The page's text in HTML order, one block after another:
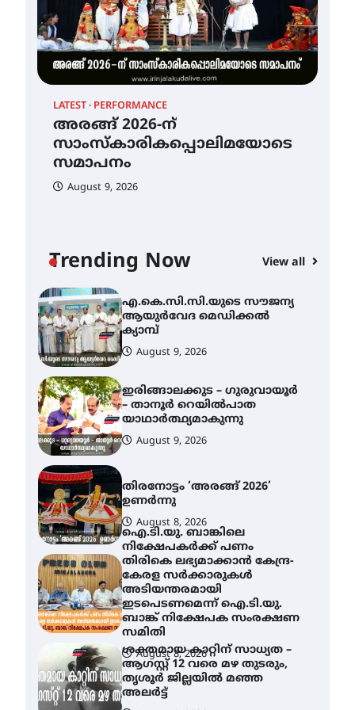
LATEST PERFORMANCE
അരങ്ങ് 2026-ന്
സാംസ്കാരികപ്പൊലിമയോടെ
സമാപനം
August 9, 2026
Trending Now View all
നിക്ഷേപകർക്ക് പണം
തിരികെ ലഭ്യമാക്കാൻ കേന്ദ്ര-
കേരള സർക്കാരുകൾ
അടിയന്തരമായി
ഇടപെടണമെന്ന് ഐ.ടി.യു.
ബാങ്ക് നിക്ഷേപക സംരക്ഷണ
സമിതി
August 8, 2026
ശക്തമായ കാറ്റിന് സാധ്യത –
ആഗസ്റ്റ് 12 വരെ മഴ തുടരും,
തൃശൂർ ജില്ലയിൽ മഞ്ഞ
അലർട്ട്
August 8, 2026
August 9, 2026
എ.കെ.സി.സി.യുടെ സൗജന്യ
ആയുർവേദ മെഡിക്കൽ
ക്യാമ്പ്
August 9, 2026
ഇരിങ്ങാലക്കുട – ഗുരുവായൂർ
– താനൂർ റെയിൽപാത
യാഥാർത്ഥ്യമാകുന്നു
August 9, 2026
തിരനോട്ടം ‘അരങ്ങ് 2026’
ഉണർന്നു
August 8, 2026
ഐ.ടി.യു. ബാങ്കിലെ
നിക്ഷേപകർക്ക് പണം
തിരികെ ലഭ്യമാക്കാൻ കേന്ദ്ര-
കേരള സർക്കാരുകൾ
അടിയന്തരമായി
ഇടപെടണമെന്ന് ഐ.ടി.യു.
ബാങ്ക് നിക്ഷേപക സംരക്ഷണ
സമിതി
August 8, 2026
ശക്തമായ കാറ്റിന് സാധ്യത –
ആഗസ്റ്റ് 12 വരെ മഴ തുടരും,
തൃശൂർ ജില്ലയിൽ മഞ്ഞ
അലർട്ട്